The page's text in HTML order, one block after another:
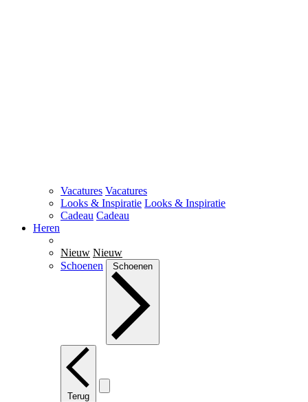
Vacatures Vacatures
Looks & Inspiratie Looks & Inspiratie
Cadeau Cadeau
Heren
Nieuw Nieuw
Schoenen
Schoenen
Terug